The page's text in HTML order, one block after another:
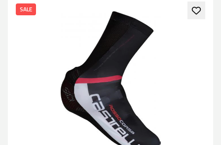
SALE